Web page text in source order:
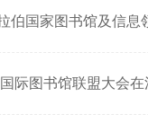
伯国家图书馆及信息
际图书馆联盟大会